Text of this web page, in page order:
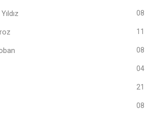
08
11
08
04
21
08